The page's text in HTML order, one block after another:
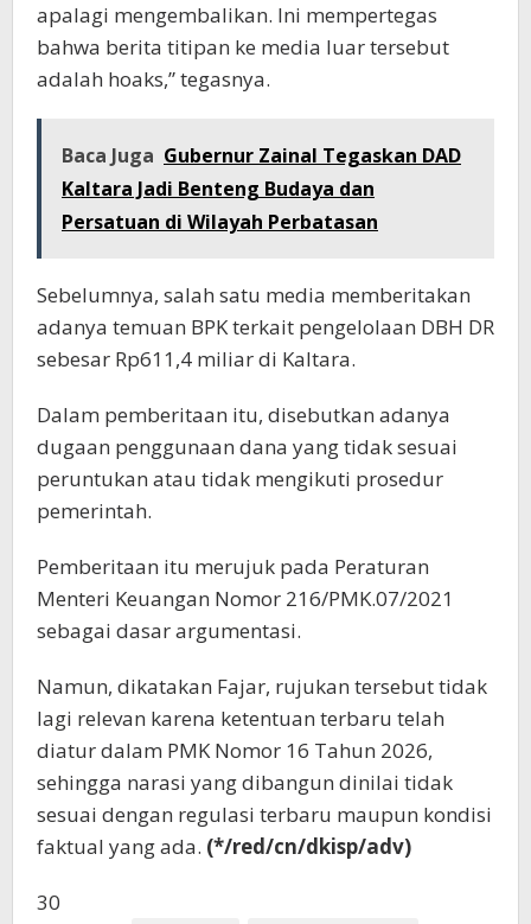
apalagi mengembalikan. Ini mempertegas
bahwa berita titipan ke media luar tersebut
adalah hoaks,” tegasnya.
Baca Juga Gubernur Zainal Tegaskan DAD
Kaltara Jadi Benteng Budaya dan
Persatuan di Wilayah Perbatasan
Sebelumnya, salah satu media memberitakan
adanya temuan BPK terkait pengelolaan DBH DR
sebesar Rp611,4 miliar di Kaltara.
Dalam pemberitaan itu, disebutkan adanya
dugaan penggunaan dana yang tidak sesuai
peruntukan atau tidak mengikuti prosedur
pemerintah.
Pemberitaan itu merujuk pada Peraturan
Menteri Keuangan Nomor 216/PMK.07/2021
sebagai dasar argumentasi.
Namun, dikatakan Fajar, rujukan tersebut tidak
lagi relevan karena ketentuan terbaru telah
diatur dalam PMK Nomor 16 Tahun 2026,
sehingga narasi yang dibangun dinilai tidak
sesuai dengan regulasi terbaru maupun kondisi
faktual yang ada. (*/red/cn/dkisp/adv)
30